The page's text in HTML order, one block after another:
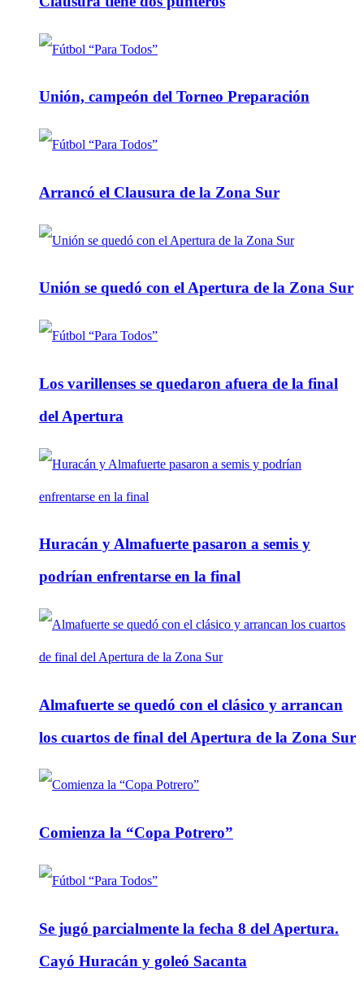
Unión, campeón del Torneo Preparación
Arrancó el Clausura de la Zona Sur
Unión se quedó con el Apertura de la Zona Sur
Los varillenses se quedaron afuera de la final
del Apertura
Huracán y Almafuerte pasaron a semis y
podrían enfrentarse en la final
Almafuerte se quedó con el clásico y arrancan
los cuartos de final del Apertura de la Zona Sur
Comienza la “Copa Potrero”
Se jugó parcialmente la fecha 8 del Apertura.
Cayó Huracán y goleó Sacanta